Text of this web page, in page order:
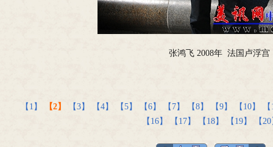
张鸿飞 2008年 法国卢浮宫
【1】 【2】 【3】 【4】 【5】 【6】 【7】 【8】 【9】 【10】
【16】
【17】 【18】 【19】 【